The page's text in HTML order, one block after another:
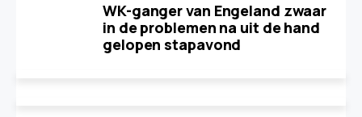
WK-ganger van Engeland zwaar
in de problemen na uit de hand
gelopen stapavond